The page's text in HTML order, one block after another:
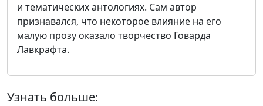
и тематических антологиях. Сам автор
признавался, что некоторое влияние на его
малую прозу оказало творчество Говарда
Лавкрафта.
Узнать больше: